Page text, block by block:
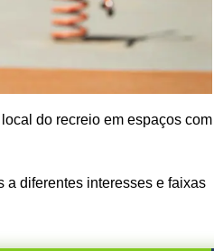
do recreio em espaços com
a diferentes interesses e faixas